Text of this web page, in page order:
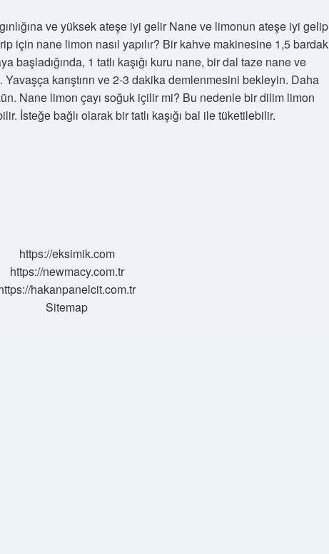
ve yüksek ateşe iyi gelir Nane ve limonun ateşe iyi gelip
için nane limon nasıl yapılır? Bir kahve makinesine 1,5 bardak
başladığında, 1 tatlı kaşığı kuru nane, bir dal taze nane ve
karıştırın ve 2-3 dakika demlenmesini bekleyin. Daha
Nane limon çayı soğuk içilir mi? Bu nedenle bir dilim limon
İsteğe bağlı olarak bir tatlı kaşığı bal ile tüketilebilir.
https://eksimik.com
https://newmacy.com.tr
hakanpanelcit.com.tr
Sitemap